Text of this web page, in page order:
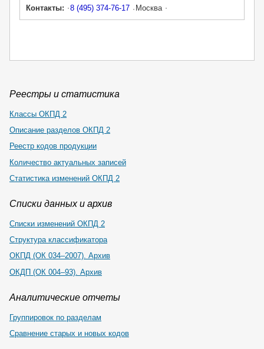
Контакты:
8 (495) 374-76-17 Москва
Реестры и статистика
Классы ОКПД 2
Описание разделов ОКПД 2
Реестр кодов продукции
Количество актуальных записей
Статистика изменений ОКПД 2
Списки данных и архив
Списки изменений ОКПД 2
Структура классификатора
ОКПД (ОК 034–2007). Архив
ОКДП (ОК 004–93). Архив
Аналитические отчеты
Группировок по разделам
Сравнение старых и новых кодов